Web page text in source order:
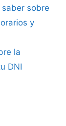
sobre
y
la
DNI